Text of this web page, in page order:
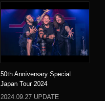
50th Anniversary Special
Japan Tour 2024
2024.09.27 UPDATE